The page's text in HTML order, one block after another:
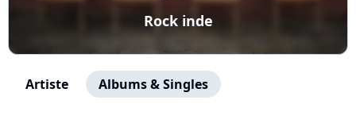
Rock inde
Artiste Albums & Singles